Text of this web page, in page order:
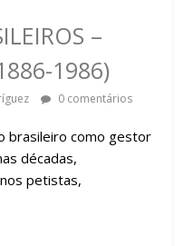
–
1986)
0 comentários
brasileiro como gestor
décadas,
petistas,